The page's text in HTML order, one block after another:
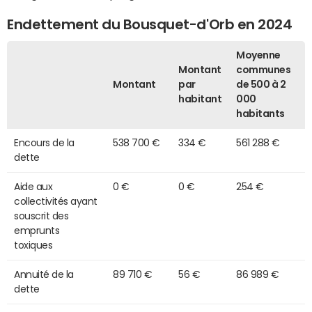
Endettement du Bousquet-d'Orb en 2024
Montant
Montant
par
habitant
Moyenne
communes
de 500 à 2
000
habitants
Encours de la
dette
538 700 € 334 € 561 288 €
Aide aux
collectivités ayant
souscrit des
emprunts
toxiques
0 € 0 € 254 €
Annuité de la
dette
89 710 € 56 € 86 989 €